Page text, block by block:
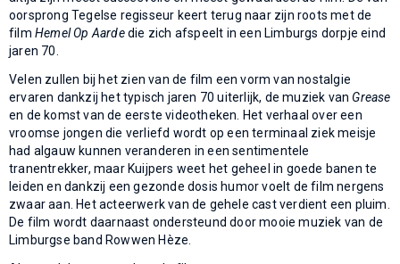
oorsprong Tegelse regisseur keert terug naar zijn roots met de
film Hemel Op Aardedie zich afspeelt in een Limburgs dorpje eind
jaren 70.
Velen zullen bij het zien van de film een vorm van nostalgie
ervaren dankzij het typisch jaren 70 uiterlijk, de muziek van Grease
en de komst van de eerste videotheken. Het verhaal over een
vroomse jongen die verliefd wordt op een terminaal ziek meisje
had algauw kunnen veranderen in een sentimentele
tranentrekker, maar Kuijpers weet het geheel in goede banen te
leiden en dankzij een gezonde dosis humor voelt de film nergens
zwaar aan. Het acteerwerk van de gehele cast verdient een pluim.
De film wordt daarnaast ondersteund door mooie muziek van de
Limburgse band Rowwen Hèze.